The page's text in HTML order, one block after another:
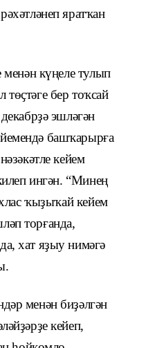
яратҡан
менән күңеле тулып
бер тоҡсай
эшләгән
башҡарырға
кейем
ингән. “Минең
ҡыҙыҡай кейем
торғанда,
хат яҙыу нимәгә
менән биҙәлгән
кейеп,